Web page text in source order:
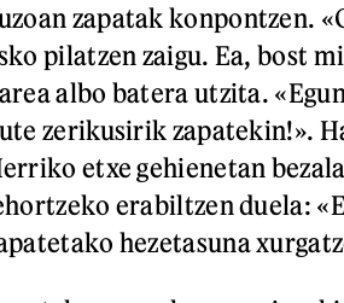
zapatak konpontzen.
pilatzen zaigu. Ea, bost
albo batera utzita.
zerikusirik zapatekin!».
etxe gehienetan
erabiltzen duela:
hezetasuna